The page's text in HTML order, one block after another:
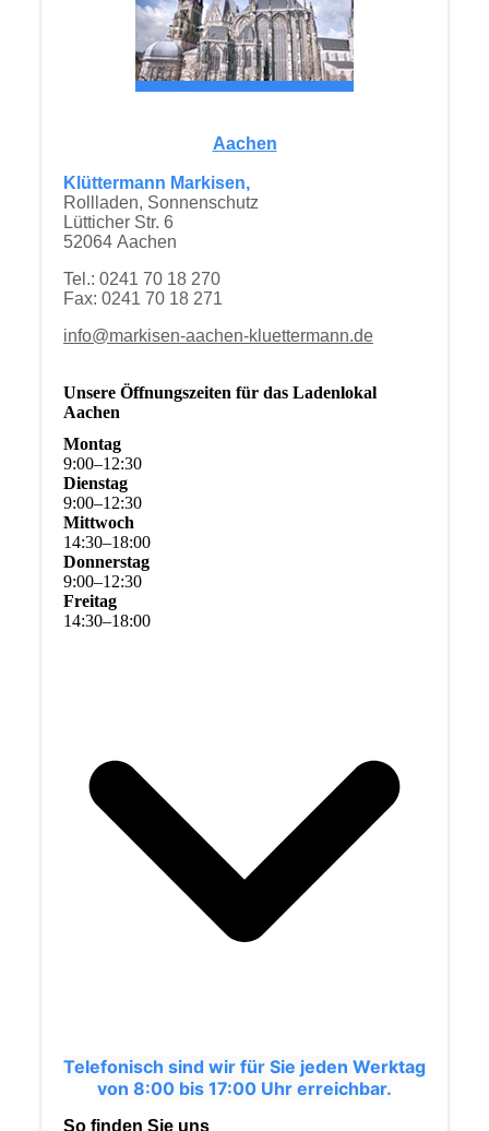
Aachen
Klüttermann Markisen,
Rollladen, Sonnenschutz
Lütticher Str. 6
52064 Aachen
Tel.: 0241 70 18 270
Fax: 0241 70 18 271
info@markisen-aachen-kluettermann.de
Unsere Öffnungszeiten für das Ladenlokal
Aachen
Montag
9:00–12:30
Dienstag
9:00–12:30
Mittwoch
14:30–18:00
Donnerstag
9:00–12:30
Freitag
14:30–18:00
Telefonisch sind wir für Sie jeden Werktag
von 8:00 bis 17:00 Uhr erreichbar.
So finden Sie uns